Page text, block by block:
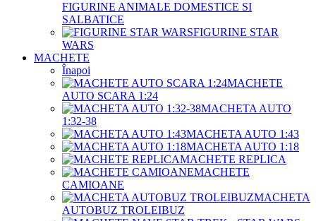
FIGURINE ANIMALE DOMESTICE SI
SALBATICE
FIGURINE STAR
WARS
MACHETE
Înapoi
MACHETE
AUTO SCARA 1:24
MACHETA AUTO
1:32-38
MACHETA AUTO 1:43
MACHETA AUTO 1:18
MACHETE REPLICA
MACHETE
CAMIOANE
MACHETA
AUTOBUZ TROLEIBUZ